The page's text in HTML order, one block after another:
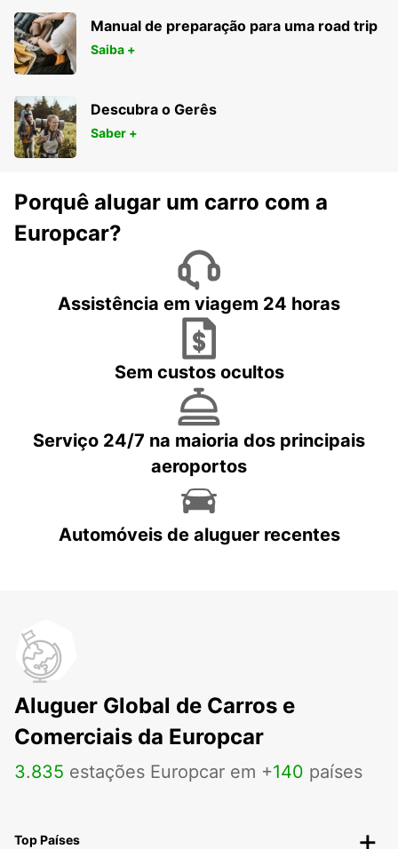
Manual de preparação para uma road trip
Saiba +
Descubra o Gerês
Saber +
Porquê alugar um carro com a
Europcar?
Assistência em viagem 24 horas
Sem custos ocultos
Serviço 24/7 na maioria dos principais
aeroportos
Automóveis de aluguer recentes
Aluguer Global de Carros e
Comerciais da Europcar
3.835 estações Europcar em +140 países
Top Países